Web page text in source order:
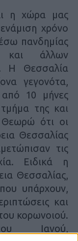
η χώρα μας
χρόνο
πανδημίας
και άλλων
Η Θεσσαλία
γεγονότα,
10 μήνες
της και
ότι οι
Θεσσαλίας
τις
Ειδικά η
Θεσσαλίας,
υπάρχουν,
και
κορωνοιού.
Ιανού,